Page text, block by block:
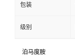
包装
级别
泊马度胺